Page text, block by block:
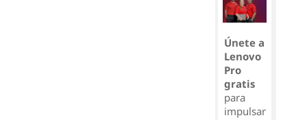
Únete a
Lenovo
Pro
gratis
para
impulsar